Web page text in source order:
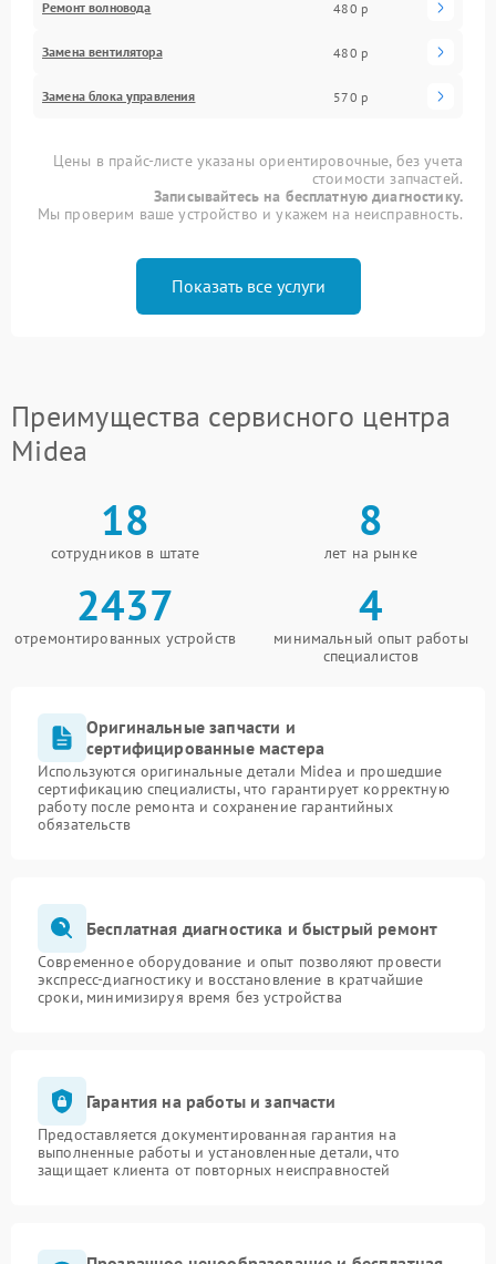
Ремонт волновода 480 р
Замена вентилятора 480 р
Замена блока управления 570 р
Цены в прайс-листе указаны ориентировочные, без учета
стоимости запчастей.
Записывайтесь на бесплатную диагностику.
Мы проверим ваше устройство и укажем на неисправность.
Показать все услуги
Преимущества сервисного центра
Midea
18
сотрудников в штате
8
лет на рынке
2437
отремонтированных устройств
4
минимальный опыт работы
специалистов
Оригинальные запчасти и
сертифицированные мастера
Используются оригинальные детали Midea и прошедшие
сертификацию специалисты, что гарантирует корректную
работу после ремонта и сохранение гарантийных
обязательств
Бесплатная диагностика и быстрый ремонт
Современное оборудование и опыт позволяют провести
экспресс-диагностику и восстановление в кратчайшие
сроки, минимизируя время без устройства
Гарантия на работы и запчасти
Предоставляется документированная гарантия на
выполненные работы и установленные детали, что
защищает клиента от повторных неисправностей